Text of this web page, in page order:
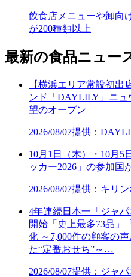
飲食店メニューや卸向
が200種類以上
最新の食品ニュー
【横浜エリア常設初出
ンド「DAYLILY」ニュ
望のオープン
2026/08/07提供：
10月1日（木）・10月5
ッカー2026」の参加国
2026/08/07提供：キリ
4年連続日本一「ジャ
開始「史上最多73品」
化 ～7,000件の顧客の
た“定番おせち”～…
2026/08/07提供：ジャ